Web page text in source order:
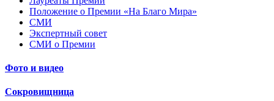
Положение о Премии «На Благо Мира»
СМИ
Экспертный совет
СМИ о Премии
Фото и видео
Сокровищница